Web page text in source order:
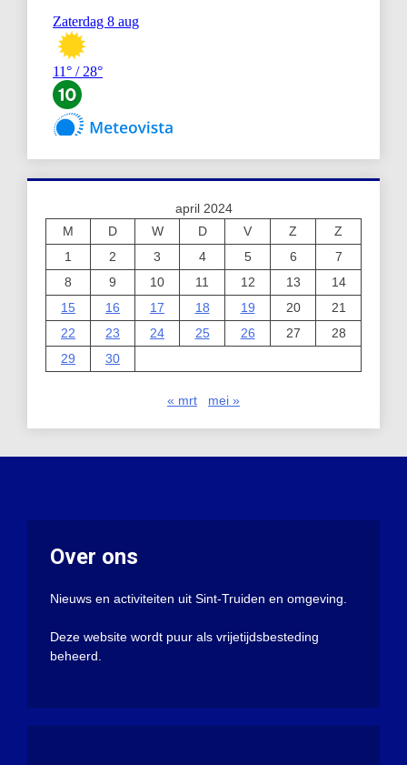
april 2024
M
D W D V Z
Z
1
2 3 4 5 6
7
8
9 10 11 12 13
14
15
16 17 18 19 20
21
22
23 24 25 26 27
28
29
30
« mrt mei »
Over ons
Nieuws en activiteiten uit Sint-Truiden en omgeving.
Deze website wordt puur als vrijetijdsbesteding
beheerd.